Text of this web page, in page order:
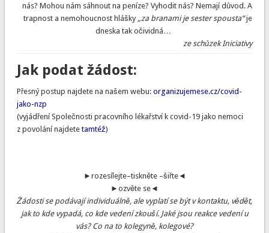
nás? Mohou nám sáhnout na peníze? Vyhodit nás? Nemají důvod. A
trapnost a nemohoucnost hlášky „za branami je sester spousta“je
dneska tak očividná…
ze schůzek Iniciativy
Jak podat žádost:
Přesný postup najdete na našem webu: organizujemese.cz/covid-
jako-nzp
(vyjádření Společnosti pracovního lékařství k covid-19 jako nemoci
z povolání najdetetamtéž)
►rozesílejte–tiskněte –šiřte◄
►ozvěte se◄
Žádosti se podávají individuálně, ale vyplatí se být v kontaktu, vědět,
jak to kde vypadá, co kde vedení zkouší. Jaké jsou reakce vedení u
vás? Co na to kolegyně, kolegové?